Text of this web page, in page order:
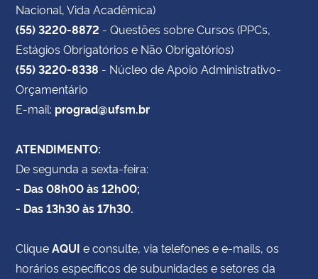
Nacional, Vida Acadêmica)
(55) 3220-8872 - Questões sobre Cursos (PPCs,
Estágios Obrigatórios e Não Obrigatórios)
(55) 3220-8338 - Núcleo de Apoio Administrativo-
Orçamentário
E-mail: prograd@ufsm.br
ATENDIMENTO:
De segunda a sexta-feira:
- Das 08h00 às 12h00;
- Das 13h30 às 17h30.
CliqueAQUI e consulte, via telefones e e-mails, os
horários específicos de subunidades e setores da